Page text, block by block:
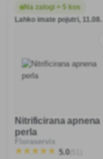
Na zalogi > 5 kos
Lahko imate pojutri, 11.08.
Nitrificirana apnena
perla
Floraservis
5.0(51)